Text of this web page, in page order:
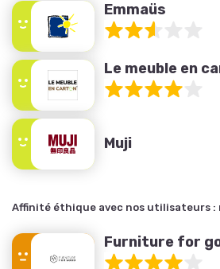
Emmaüs
Le meuble en
Muji
Affinité éthique avec nos utilisateurs :
Furniture for